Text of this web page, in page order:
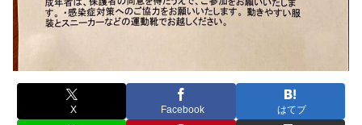
X Facebook はてブ